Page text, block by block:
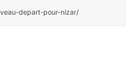
depart-pour-nizar/